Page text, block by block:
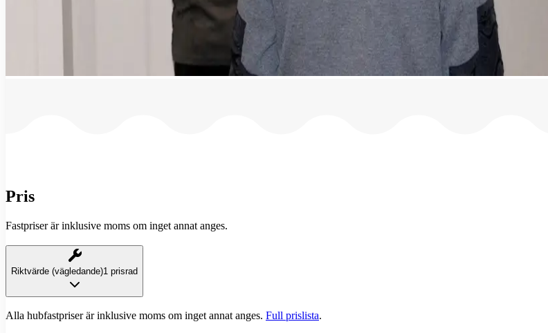
Pris
Fastpriser är inklusive moms om inget annat anges.
Riktvärde (vägledande)1 prisrad
Alla hubfastpriser är inklusive moms om inget annat anges. Full prislista.